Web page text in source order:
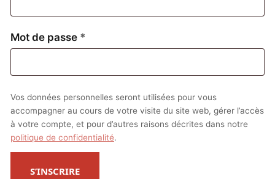
Mot de passe *
Vos données personnelles seront utilisées pour vous
accompagner au cours de votre visite du site web, gérer l’accès
à votre compte, et pour d’autres raisons décrites dans notre
politique de confidentialité.
S’INSCRIRE